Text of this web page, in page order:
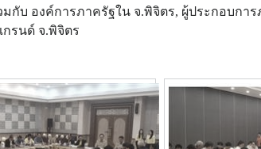
บ องค์การภาครัฐใน จ.พิจิตร, ผู้ประกอบกา
รนด์ จ.พิจิตร